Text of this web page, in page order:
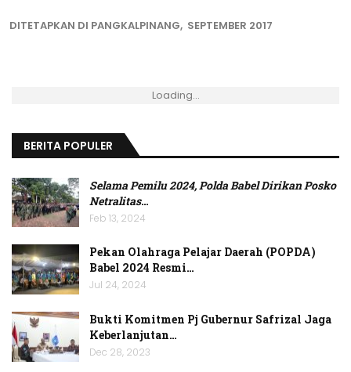
DITETAPKAN DI PANGKALPINANG, SEPTEMBER 2017
Loading...
BERITA POPULER
Selama Pemilu 2024, Polda Babel Dirikan Posko
Netralitas…
Feb 13, 2024
Pekan Olahraga Pelajar Daerah (POPDA)
Babel 2024 Resmi…
Jul 24, 2024
Bukti Komitmen Pj Gubernur Safrizal Jaga
Keberlanjutan…
Dec 28, 2023